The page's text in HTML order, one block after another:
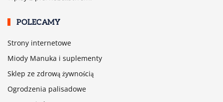
POLECAMY
Strony internetowe
Miody Manuka i suplementy
Sklep ze zdrową żywnością
Ogrodzenia palisadowe